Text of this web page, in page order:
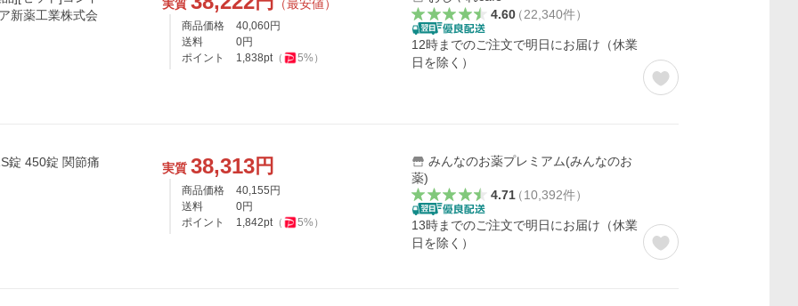
新薬工業株式会
実質 （最安値）
商品価格 40,060円
送料
0円
ポイント
1,838pt（ 5%）
4.60（22,340件）
12時までのご注文で明日にお届け（休業
日を除く）
錠 450錠 関節痛 実質 38,313円
商品価格 40,155 円
送料
0円
ポイント
1,842pt（ 5%）
みんなのお薬プレミアム(みんなのお
薬)
4.71（10,392件）
13時までのご注文で明日にお届け（休業
日を除く）